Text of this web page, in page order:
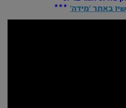
באתר 'מידה' ***